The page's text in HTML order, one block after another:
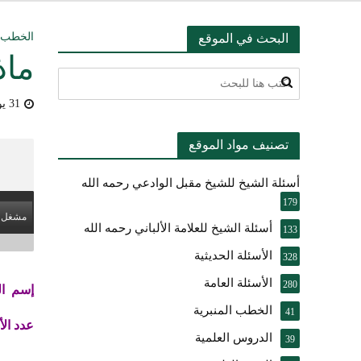
التعليق على
أسئلة عبدالله
بيان بشأن حادث
تعقيب على
الخطب
31 يوليو، 2009
مشغل
إسم
عدد
البحث في الموقع
تصنيف مواد الموقع
أسئلة الشيخ للشيخ مقبل الوادعي رحمه الله
179
أسئلة الشيخ للعلامة الألباني رحمه الله 133
الأسئلة الحديثية 328
الأسئلة العامة 280
الخطب المنبرية 41
الدروس العلمية 39